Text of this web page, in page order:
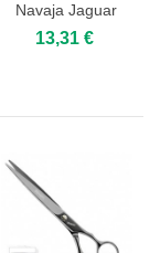
Navaja Jaguar
R1
13,31 €